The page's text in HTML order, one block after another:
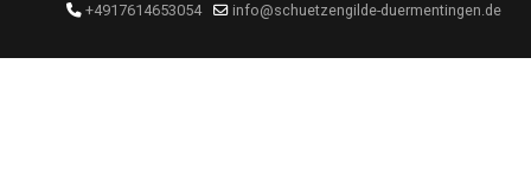
+4917614653054 info@schuetzengilde-duermentingen.de